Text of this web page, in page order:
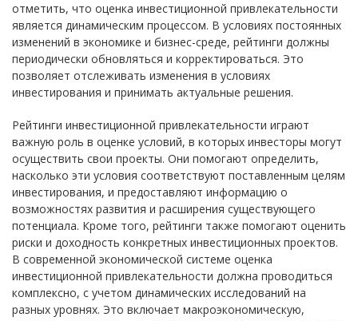
отметить, что оценка инвестиционной привлекательности
является динамическим процессом. В условиях постоянных
изменений в экономике и бизнес-среде, рейтинги должны
периодически обновляться и корректироваться. Это
позволяет отслеживать изменения в условиях
инвестирования и принимать актуальные решения.
Рейтинги инвестиционной привлекательности играют
важную роль в оценке условий, в которых инвесторы могут
осуществить свои проекты. Они помогают определить,
насколько эти условия соответствуют поставленным целям
инвестирования, и предоставляют информацию о
возможностях развития и расширения существующего
потенциала. Кроме того, рейтинги также помогают оценить
риски и доходность конкретных инвестиционных проектов.
В современной экономической системе оценка
инвестиционной привлекательности должна проводиться
комплексно, с учетом динамических исследований на
разных уровнях. Это включает макроэкономическую,